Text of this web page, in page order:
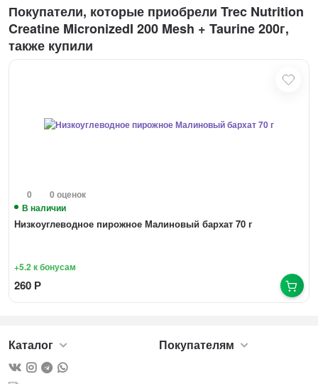
Покупатели, которые приобрели Trec Nutrition
Creatine MicronizedI 200 Mesh + Taurine 200г,
также купили
0
0 оценок
В наличии
Низкоуглеводное пирожное Малиновый бархат 70 г
+5.2к бонусам
260 Р
Каталог Покупателям